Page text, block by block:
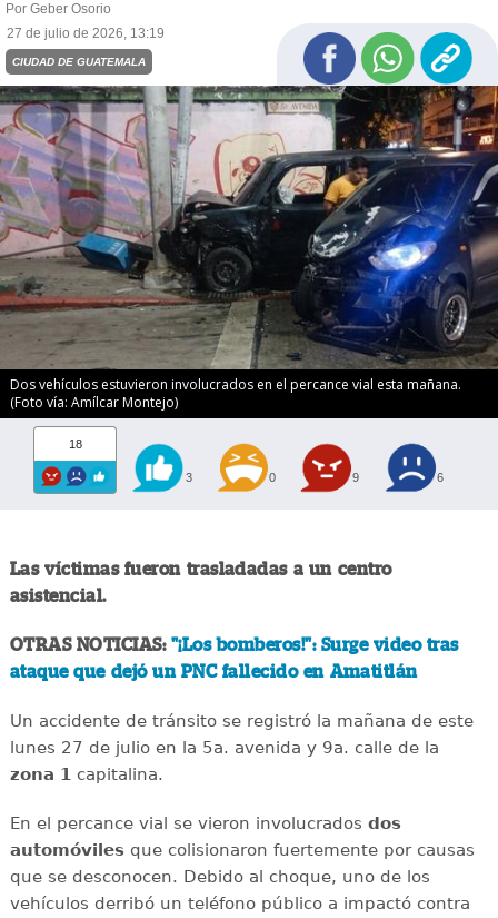
Por Geber Osorio
27 de julio de 2026, 13:19
CIUDAD DE GUATEMALA
Dos vehículos estuvieron involucrados en el percance vial esta mañana.
(Foto vía: Amílcar Montejo)
18
3 0 9 6
Las víctimas fueron trasladadas a un centro
asistencial.
OTRAS NOTICIAS: "¡Los bomberos!": Surge video tras
ataque que dejó un PNC fallecido en Amatitlán
Un accidente de tránsito se registró la mañana de este
lunes 27 de julio en la 5a. avenida y 9a. calle de la
zona 1capitalina.
En el percance vial se vieron involucrados dos
automóvilesque colisionaron fuertemente por causas
que se desconocen. Debido al choque, uno de los
vehículos derribó un teléfono público a impactó contra